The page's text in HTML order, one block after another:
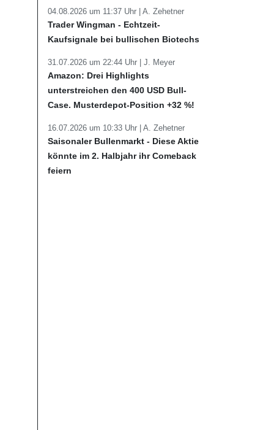
04.08.2026 um 11:37 Uhr | A. Zehetner
Trader Wingman - Echtzeit-
Kaufsignale bei bullischen Biotechs
31.07.2026 um 22:44 Uhr | J. Meyer
Amazon: Drei Highlights
unterstreichen den 400 USD Bull-
Case. Musterdepot-Position +32 %!
16.07.2026 um 10:33 Uhr | A. Zehetner
Saisonaler Bullenmarkt - Diese Aktie
könnte im 2. Halbjahr ihr Comeback
feiern